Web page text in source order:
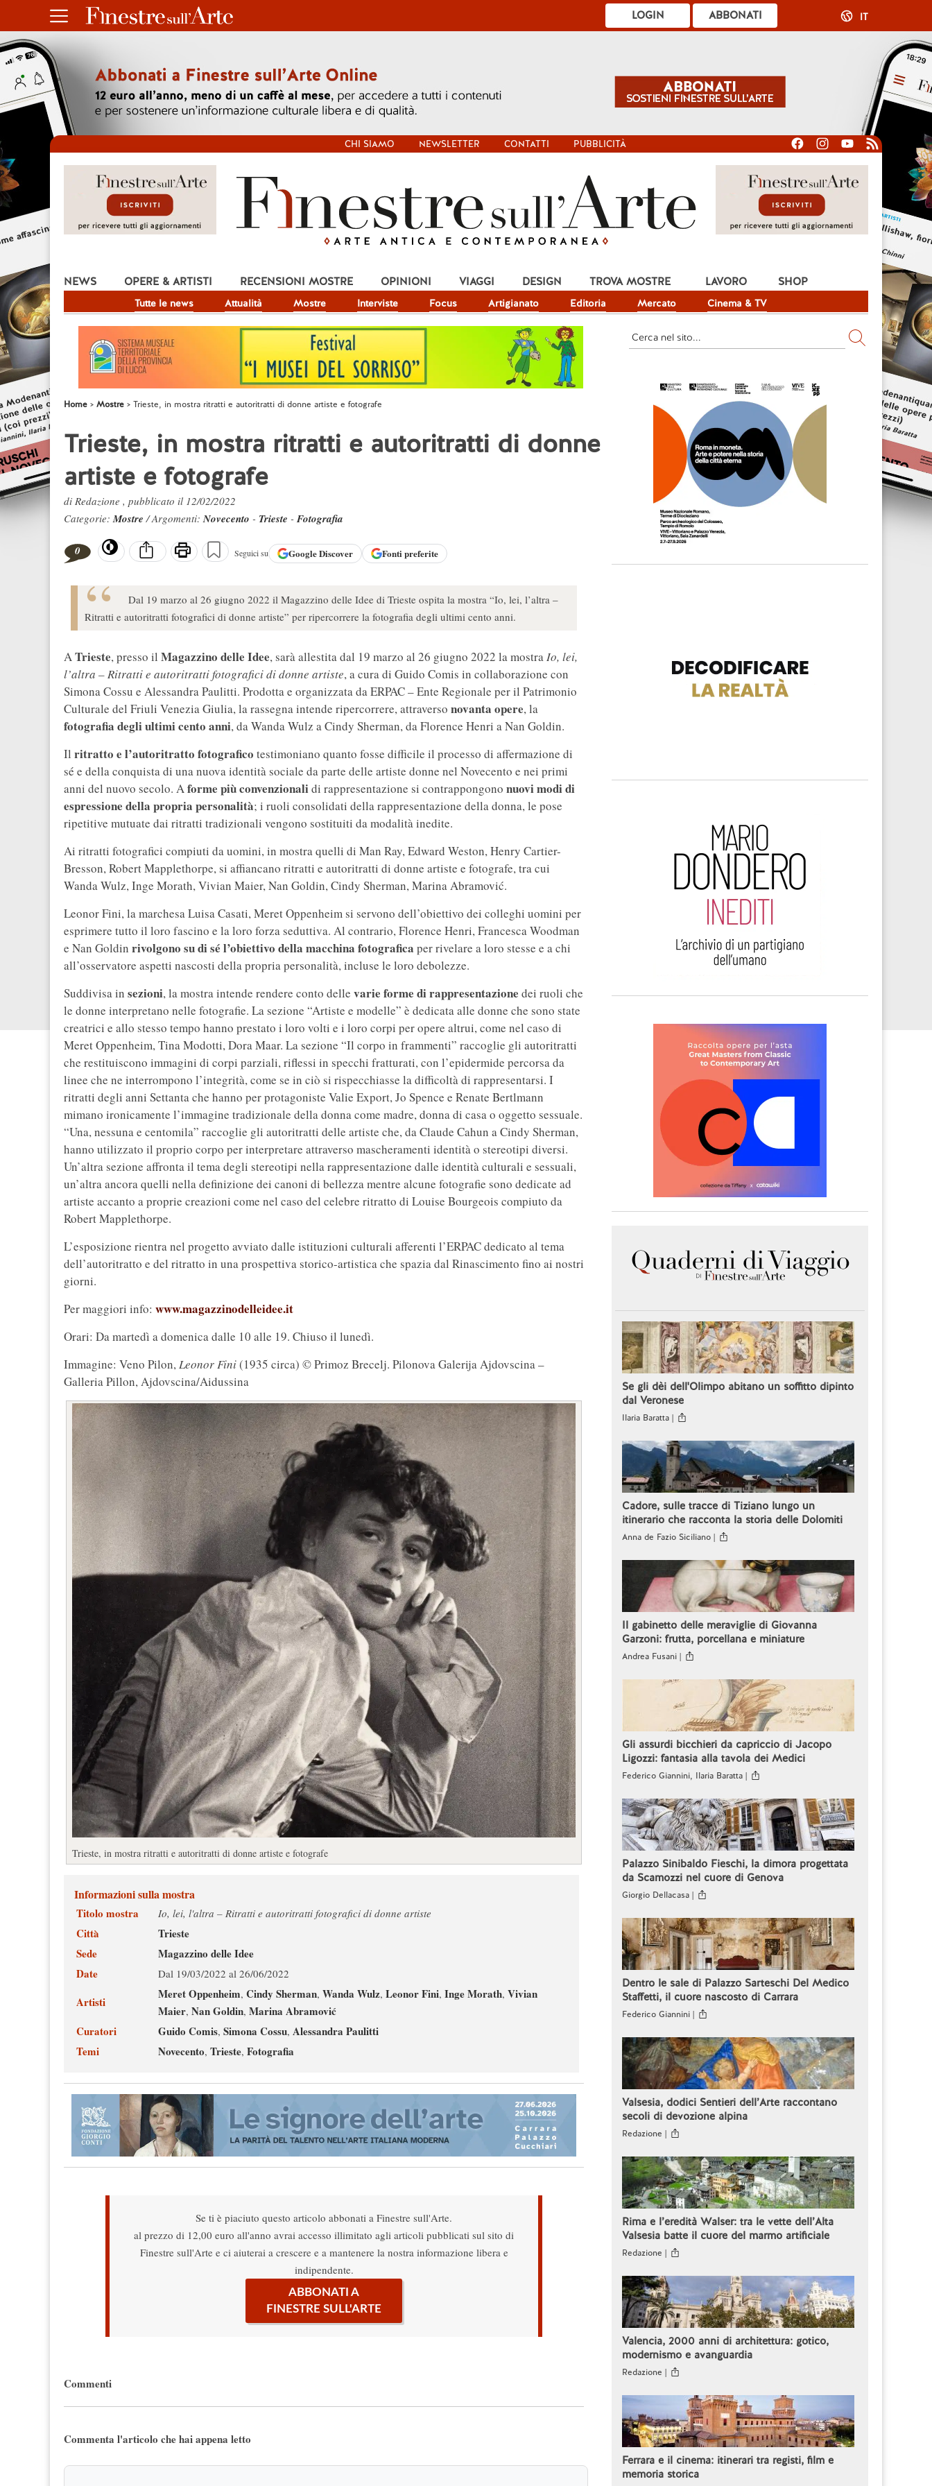
ABBONATI
LOGIN IT
CHI SIAMO NEWSLETTER CONTATTI PUBBLICITÀ
NEWS
Tutte le news Attualità Mostre Interviste Focus Artigianato Editoria Mercato Cinema & TV
OPERE & ARTISTI RECENSIONI MOSTRE OPINIONI VIAGGI DESIGN TROVA MOSTRE LAVORO SHOP
Home Mostre Trieste, in mostra ritratti e autoritratti di donne artiste e fotografe
Trieste, in mostra ritratti e autoritratti di donne
artiste e fotografe
di Redazione , pubblicato il 12/02/2022
Categorie:Mostre/ Argomenti:Novecento - Trieste - Fotografia
0 Seguici su GoogleDiscover Fonti preferite
Dal 19 marzo al 26 giugno 2022 il Magazzino delle Idee di Trieste ospita la mostra “Io, lei, l’altra –
Ritratti e autoritratti fotografici di donne artiste” per ripercorrere la fotografia degli ultimi cento anni.
ATrieste, presso il Magazzino delle Idee, sarà allestita dal 19 marzo al 26 giugno 2022 la mostraIo, lei,
l’altra – Ritratti e autoritratti fotografici di donne artiste, a cura di Guido Comis in collaborazione con
Simona Cossu e Alessandra Paulitti. Prodotta e organizzata da ERPAC – Ente Regionale per il Patrimonio
Culturale del Friuli Venezia Giulia, la rassegna intende ripercorrere, attraverso novanta opere, la
fotografia degli ultimi cento anni, da Wanda Wulz a Cindy Sherman, da Florence Henri a Nan Goldin.
Il ritratto e l’autoritratto fotografico testimoniano quanto fosse difficile il processo di affermazione di
sé e della conquista di una nuova identità sociale da parte delle artiste donne nel Novecento e nei primi
anni del nuovo secolo. Aforme più convenzionalidi rappresentazione si contrappongono nuovi modi di
espressione della propria personalità; i ruoli consolidati della rappresentazione della donna, le pose
ripetitive mutuate dai ritratti tradizionali vengono sostituiti da modalità inedite.
Ai ritratti fotografici compiuti da uomini, in mostra quelli di Man Ray, Edward Weston, Henry Cartier-
Bresson, Robert Mapplethorpe, si affiancano ritratti e autoritratti di donne artiste e fotografe, tra cui
Wanda Wulz, Inge Morath, Vivian Maier, Nan Goldin, Cindy Sherman, Marina Abramović.
Leonor Fini, la marchesa Luisa Casati, Meret Oppenheim si servono dell’obiettivo dei colleghi uomini per
esprimere tutto il loro fascino e la loro forza seduttiva. Al contrario, Florence Henri, Francesca Woodman
e Nan Goldin rivolgono su di sé l’obiettivo della macchina fotografica per rivelare a loro stesse e a chi
all’osservatore aspetti nascosti della propria personalità, incluse le loro debolezze.
Suddivisa in sezioni, la mostra intende rendere conto delle varie forme di rappresentazione dei ruoli che
le donne interpretano nelle fotografie. La sezione “Artiste e modelle” è dedicata alle donne che sono state
creatrici e allo stesso tempo hanno prestato i loro volti e i loro corpi per opere altrui, come nel caso di
Meret Oppenheim, Tina Modotti, Dora Maar. La sezione “Il corpo in frammenti” raccoglie gli autoritratti
che restituiscono immagini di corpi parziali, riflessi in specchi fratturati, con l’epidermide percorsa da
linee che ne interrompono l’integrità, come se in ciò si rispecchiasse la difficoltà di rappresentarsi. I
ritratti degli anni Settanta che hanno per protagoniste Valie Export, Jo Spence e Renate Bertlmann
mimano ironicamente l’immagine tradizionale della donna come madre, donna di casa o oggetto sessuale.
“Una, nessuna e centomila” raccoglie gli autoritratti delle artiste che, da Claude Cahun a Cindy Sherman,
hanno utilizzato il proprio corpo per interpretare attraverso mascheramenti identità o stereotipi diversi.
Un’altra sezione affronta il tema degli stereotipi nella rappresentazione dalle identità culturali e sessuali,
un’altra ancora quelli nella definizione dei canoni di bellezza mentre alcune fotografie sono dedicate ad
artiste accanto a proprie creazioni come nel caso del celebre ritratto di Louise Bourgeois compiuto da
Robert Mapplethorpe.
L’esposizione rientra nel progetto avviato dalle istituzioni culturali afferenti l’ERPAC dedicato al tema
dell’autoritratto e del ritratto in una prospettiva storico-artistica che spazia dal Rinascimento fino ai nostri
giorni.
Per maggiori info: www.magazzinodelleidee.it
Orari: Da martedì a domenica dalle 10 alle 19. Chiuso il lunedì.
Immagine: Veno Pilon,Leonor Fini(1935 circa) © Primoz Brecelj. Pilonova Galerija Ajdovscina –
Galleria Pillon, Ajdovscina/Aidussina
Trieste, in mostra ritratti e autoritratti di donne artiste e fotografe
Informazioni sulla mostra
Titolo mostra Io, lei, l'altra – Ritratti e autoritratti fotografici di donne artiste
Città
Trieste
Sede
Magazzino delle Idee
Date
Dal 19/03/2022 al 26/06/2022
Artisti
Meret Oppenheim, Cindy Sherman, Wanda Wulz, Leonor Fini, Inge Morath, Vivian
Maier, Nan Goldin, Marina Abramović
Curatori
Guido Comis, Simona Cossu, Alessandra Paulitti
Temi
Novecento, Trieste, Fotografia
Se ti è piaciuto questo articolo abbonati a Finestre sull'Arte.
al prezzo di 12,00 euro all'anno avrai accesso illimitato agli articoli pubblicati sul sito di
Finestre sull'Arte e ci aiuterai a crescere e a mantenere la nostra informazione libera e
indipendente.
ABBONATI A
FINESTRE SULL'ARTE
Commenti
Commenta l'articolo che hai appena letto
Se gli dèi dell'Olimpo abitano un soffitto dipinto
dal Veronese
Ilaria Baratta |
Cadore, sulle tracce di Tiziano lungo un
itinerario che racconta la storia delle Dolomiti
Anna de Fazio Siciliano |
Il gabinetto delle meraviglie di Giovanna
Garzoni: frutta, porcellana e miniature
Andrea Fusani |
Gli assurdi bicchieri da capriccio di Jacopo
Ligozzi: fantasia alla tavola dei Medici
Federico Giannini, Ilaria Baratta |
Palazzo Sinibaldo Fieschi, la dimora progettata
da Scamozzi nel cuore di Genova
Giorgio Dellacasa |
Dentro le sale di Palazzo Sarteschi Del Medico
Staffetti, il cuore nascosto di Carrara
Federico Giannini |
Valsesia, dodici Sentieri dell’Arte raccontano
secoli di devozione alpina
Redazione |
Rima e l’eredità Walser: tra le vette dell’Alta
Valsesia batte il cuore del marmo artificiale
Redazione |
Valencia, 2000 anni di architettura: gotico,
modernismo e avanguardia
Redazione |
Ferrara e il cinema: itinerari tra registi, film e
memoria storica